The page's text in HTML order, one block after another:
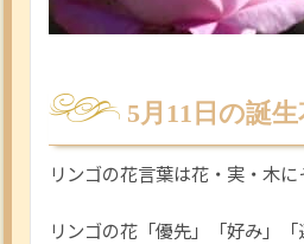
5月11日の誕
リンゴの花言葉は花・実・木に
リンゴの花「優先」「好み」「